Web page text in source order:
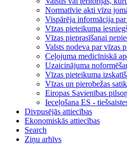
Normatīvie akti vīzu
Vispārēja informācija
Vīzas pieteikuma
Vīzas pieprasīšanai
Valsts nodeva par vīzas
Ceļojuma medicīniskā
Uzaicinājuma
Vīzas pieteikuma
Vīzas un pierobežas
Eiropas Savienības
Ieceļošana ES -
Divpusējās attiecības
Ekonomiskās attiecības
Search
Ziņu arhīvs